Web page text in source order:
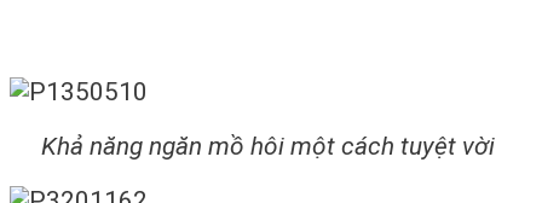
Khả năng ngăn mồ hôi một cách tuyệt vời